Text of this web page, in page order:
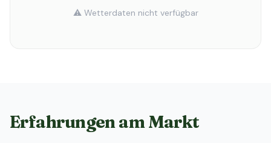
⚠️ Wetterdaten nicht verfügbar
Erfahrungen am Markt